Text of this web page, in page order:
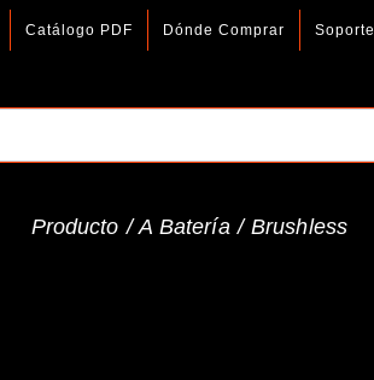
Catálogo PDF Dónde Comprar Soporte
Producto /A Batería/ Brushless